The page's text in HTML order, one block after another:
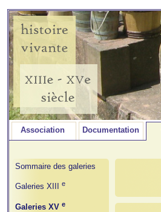
Association Documentation
Sommaire des galeries
Galeries XIII e
Galeries XV e